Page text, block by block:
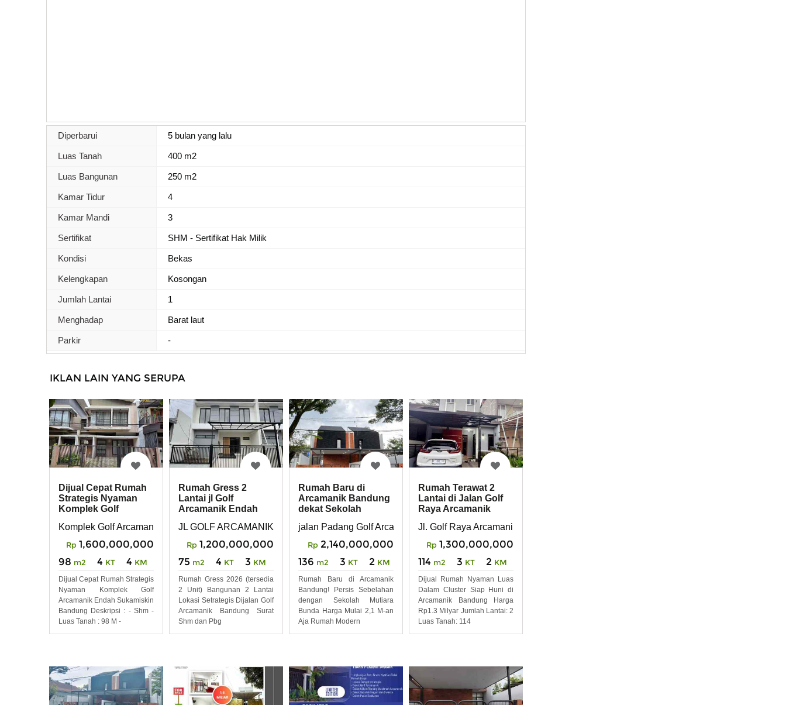
Diperbarui 5 bulan yang lalu
Luas Tanah 400 m2
Luas Bangunan 250 m2
Kamar Tidur 4
Kamar Mandi 3
Sertifikat SHM - Sertifikat Hak Milik
Kondisi Bekas
Kelengkapan Kosongan
Jumlah Lantai 1
Menghadap Barat laut
Parkir -
IKLAN LAIN YANG SERUPA
Dijual Cepat Rumah
Strategis Nyaman
Komplek Golf
Komplek Golf Arcamanik Endah Sukamiskin Bandung
Rp 1,600,000,000
98 m2 4 KT 4 KM
Dijual Cepat Rumah Strategis
Nyaman Komplek Golf
Arcamanik Endah Sukamiskin
Bandung Deskripsi : - Shm -
Luas Tanah : 98 M -
Rumah Gress 2
Lantai jl Golf
Arcamanik Endah
JL GOLF ARCAMANIK ENDAH BANDUNG
Rp 1,200,000,000
75 m2 4 KT 3 KM
Rumah Gress 2026 (tersedia
2 Unit) Bangunan 2 Lantai
Lokasi Setrategis Dijalan Golf
Arcamanik Bandung Surat
Shm dan Pbg
Rumah Baru di
Arcamanik Bandung
dekat Sekolah
jalan Padang Golf Arcamanik
Rp 2,140,000,000
136 m2 3 KT 2 KM
Rumah Baru di Arcamanik
Bandung! Persis Sebelahan
dengan Sekolah Mutiara
Bunda Harga Mulai 2,1 M-an
Aja Rumah Modern
Rumah Terawat 2
Lantai di Jalan Golf
Raya Arcamanik
Jl. Golf Raya Arcamanik Bandung
Rp 1,300,000,000
114 m2 3 KT 2 KM
Dijual Rumah Nyaman Luas
Dalam Cluster Siap Huni di
Arcamanik Bandung Harga
Rp1.3 Milyar Jumlah Lantai: 2
Luas Tanah: 114